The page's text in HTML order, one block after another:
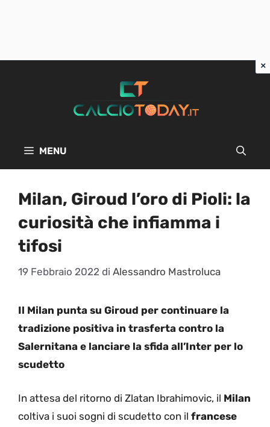
MENU
Milan, Giroud l’oro di Pioli: la
curiosità che infiamma i
tifosi
19 Febbraio 2022 di Alessandro Mastroluca
Il Milan punta su Giroud per continuare la
tradizione positiva in trasferta contro la
Salernitana e lanciare la sfida all’Inter per lo
scudetto
In attesa del ritorno di Zlatan Ibrahimovic, il Milan
coltiva i suoi sogni di scudetto con il francese